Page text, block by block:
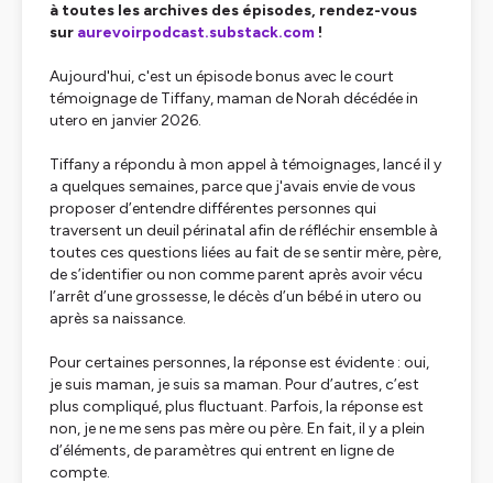
à toutes les archives des épisodes, rendez-vous
sur aurevoirpodcast.substack.com !
Aujourd'hui, c'est un épisode bonus avec le court
témoignage de Tiffany, maman de Norah décédée in
utero en janvier 2026.
Tiffany a répondu à mon appel à témoignages, lancé il y
a quelques semaines, parce que j'avais envie de vous
proposer d’entendre différentes personnes qui
traversent un deuil périnatal afin de réfléchir ensemble à
toutes ces questions liées au fait de se sentir mère, père,
de s’identifier ou non comme parent après avoir vécu
l’arrêt d’une grossesse, le décès d’un bébé in utero ou
après sa naissance.
Pour certaines personnes, la réponse est évidente : oui,
je suis maman, je suis sa maman. Pour d’autres, c’est
plus compliqué, plus fluctuant. Parfois, la réponse est
non, je ne me sens pas mère ou père. En fait, il y a plein
d’éléments, de paramètres qui entrent en ligne de
compte.